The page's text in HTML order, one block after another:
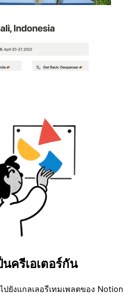
นครีเอเตอร์กัน
ยังแกลเลอรีเทมเพลตของ Notion